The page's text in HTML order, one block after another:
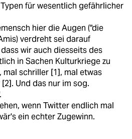
für wesentlich gefährlicher
hier die Augen ("die
verdreht sei darauf
wir auch diesseits des
in Sachen Kulturkriege zu
mal schriller [1], mal etwas
Und das nur im sog.
wenn Twitter endlich mal
ein echter Zugewinn.